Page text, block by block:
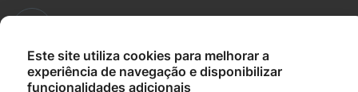
Este site utiliza cookies para melhorar a
experiência de navegação e disponibilizar
funcionalidades adicionais